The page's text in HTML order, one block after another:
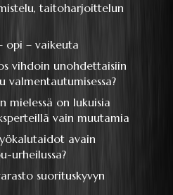
taitoharjoittelun
opi – vaikeuta
vihdoin unohdettaisiin
valmentautumisessa?
mielessä on lukuisia
vain muutamia
avain
urheilussa?
suorituskyvyn